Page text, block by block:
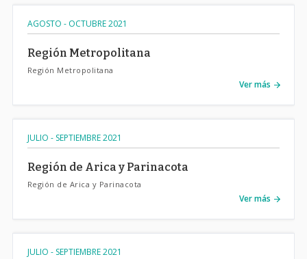
AGOSTO - OCTUBRE 2021
Región Metropolitana
Región Metropolitana
Ver más
JULIO - SEPTIEMBRE 2021
Región de Arica y Parinacota
Región de Arica y Parinacota
Ver más
JULIO - SEPTIEMBRE 2021